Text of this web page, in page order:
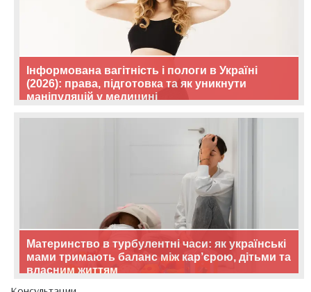
Інформована вагітність і пологи в Україні
(2026): права, підготовка та як уникнути
маніпуляцій у медицині
Материнство в турбулентні часи: як українські
мами тримають баланс між кар’єрою, дітьми та
власним життям